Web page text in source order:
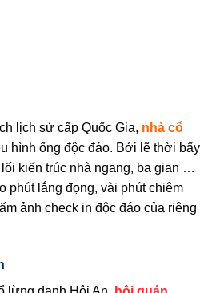
lịch sử cấp Quốc Gia, nhà cổ
hình ống độc đáo. Bởi lẽ thời bấy
kiến trúc nhà ngang, ba gian …
phút lắng đọng, vài phút chiêm
ảnh check in độc đáo của riêng